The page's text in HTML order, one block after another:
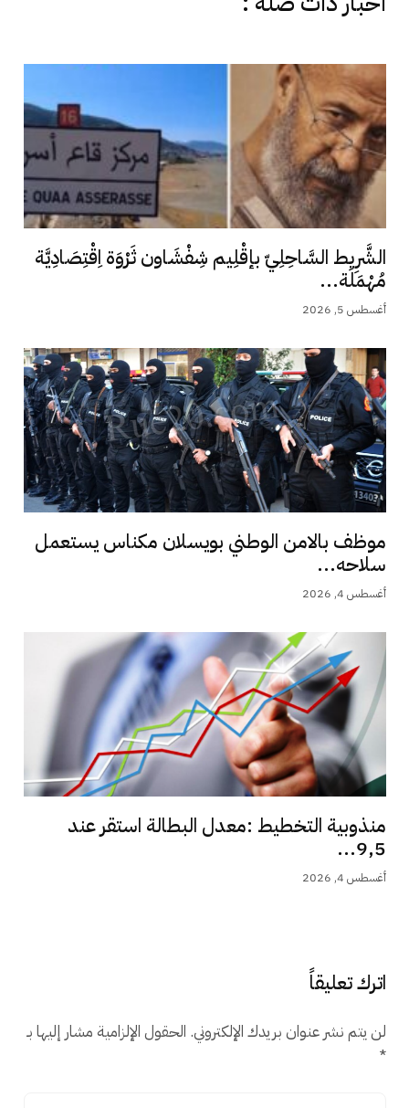
الشَّرِيط السَّاحِلِيّ بإقْلِيم شِفْشَاون ثَرْوَة اِقْتِصَادِيَّة
مُهْمَلَة...
أغسطس 5, 2026
موظف بالامن الوطني بويسلان مكناس يستعمل
سلاحه...
أغسطس 4, 2026
منذوبية التخطيط :معدل البطالة استقر عند
9,5...
أغسطس 4, 2026
اترك تعليقاً
لن يتم نشر عنوان بريدك الإلكتروني. الحقول الإلزامية مشار إليها بـ
*